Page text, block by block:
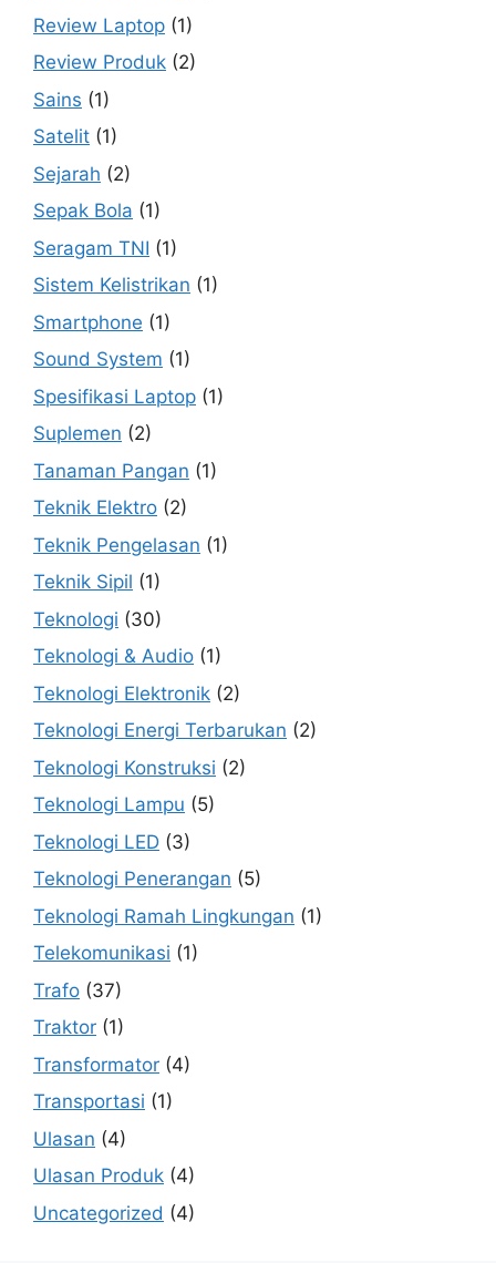
Review Laptop (1)
Review Produk (2)
Sains (1)
Satelit (1)
Sejarah (2)
Sepak Bola (1)
Seragam TNI (1)
Sistem Kelistrikan (1)
Smartphone (1)
Sound System (1)
Spesifikasi Laptop (1)
Suplemen (2)
Tanaman Pangan (1)
Teknik Elektro (2)
Teknik Pengelasan (1)
Teknik Sipil (1)
Teknologi (30)
Teknologi & Audio (1)
Teknologi Elektronik (2)
Teknologi Energi Terbarukan (2)
Teknologi Konstruksi (2)
Teknologi Lampu (5)
Teknologi LED (3)
Teknologi Penerangan (5)
Teknologi Ramah Lingkungan (1)
Telekomunikasi (1)
Trafo (37)
Traktor (1)
Transformator (4)
Transportasi (1)
Ulasan (4)
Ulasan Produk (4)
Uncategorized (4)